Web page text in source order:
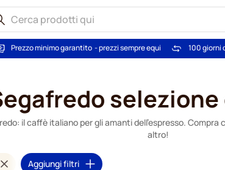
Prezzo minimo garantito- prezzi sempre equi 100 giorni
il caffè italiano per gli amanti dell'espresso.
altro!
Aggiungi filtri